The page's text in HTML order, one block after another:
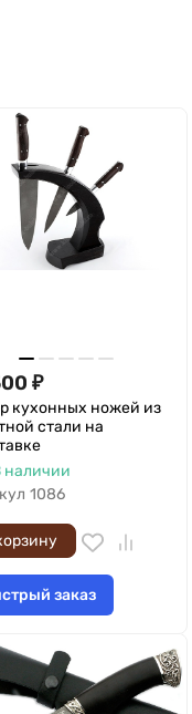
₽
кухонных ножей из
стали на
наличии
1086
заказ